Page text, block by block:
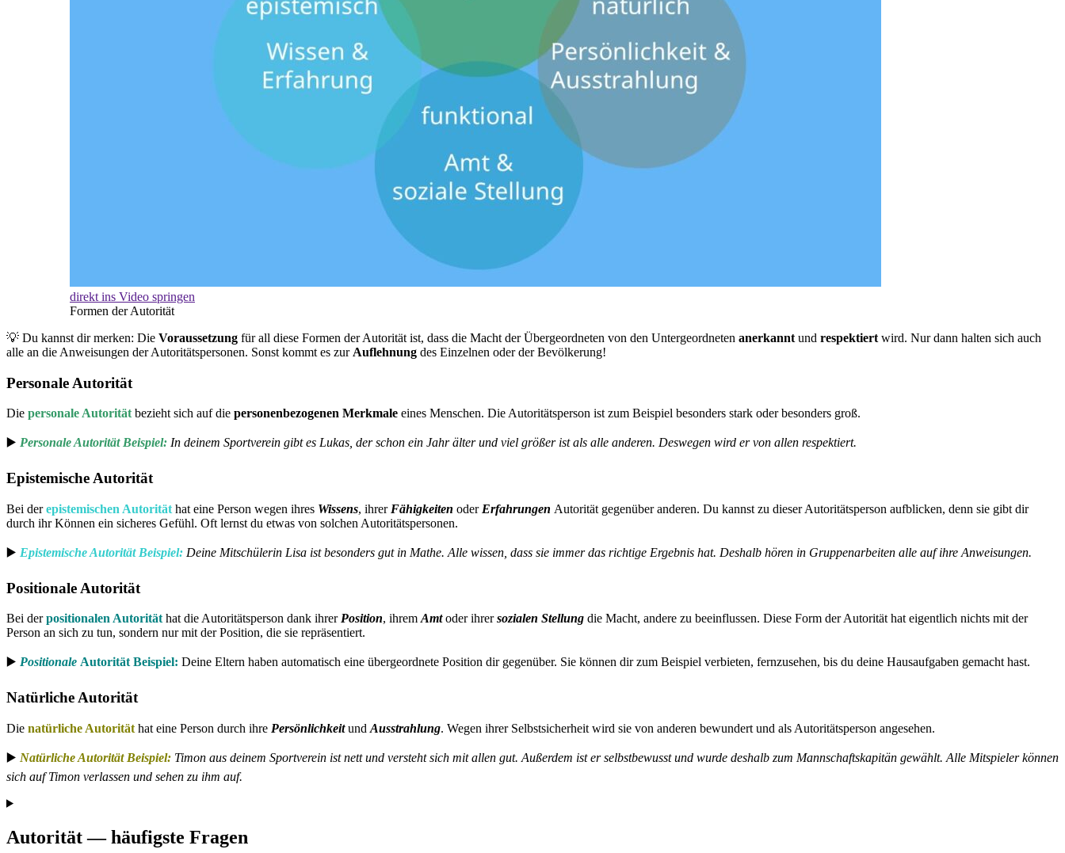
direkt ins Video springen
Formen der Autorität
💡 Du kannst dir merken: Die Voraussetzung für all diese Formen der Autorität ist, dass die Macht der Übergeordneten von den Untergeordneten anerkannt und respektiert wird. Nur dann halten sich auch
alle an die Anweisungen der Autoritätspersonen. Sonst kommt es zur Auflehnung des Einzelnen oder der Bevölkerung!
Personale Autorität
Die personale Autoritätbezieht sich auf die personenbezogenen Merkmale eines Menschen. Die Autoritätsperson ist zum Beispiel besonders stark oder besonders groß.
▶️ Personale Autorität Beispiel: In deinem Sportverein gibt es Lukas, der schon ein Jahr älter und viel größer ist als alle anderen. Deswegen wird er von allen respektiert.
Epistemische Autorität
Bei derepistemischen Autorität hat eine Person wegen ihres Wissens, ihrer Fähigkeiten oder Erfahrungen Autorität gegenüber anderen. Du kannst zu dieser Autoritätsperson aufblicken, denn sie gibt dir
durch ihr Können ein sicheres Gefühl. Oft lernst du etwas von solchen Autoritätspersonen.
▶️ Epistemische Autorität Beispiel: Deine Mitschülerin Lisa ist besonders gut in Mathe. Alle wissen, dass sie immer das richtige Ergebnis hat. Deshalb hören in Gruppenarbeiten alle auf ihre Anweisungen.
Positionale Autorität
Bei derpositionalen Autorität hat die Autoritätsperson dank ihrer Position, ihrem Amt oder ihrersozialen Stellung die Macht, andere zu beeinflussen. Diese Form der Autorität hat eigentlich nichts mit der
Person an sich zu tun, sondern nur mit der Position, die sie repräsentiert.
▶️ Positionale Autorität Beispiel: Deine Eltern haben automatisch eine übergeordnete Position dir gegenüber. Sie können dir zum Beispiel verbieten, fernzusehen, bis du deine Hausaufgaben gemacht hast.
Natürliche Autorität
Die natürliche Autorität hat eine Person durch ihre Persönlichkeit und Ausstrahlung. Wegen ihrer Selbstsicherheit wird sie von anderen bewundert und als Autoritätsperson angesehen.
▶️ Natürliche Autorität Beispiel: Timon aus deinem Sportverein ist nett und versteht sich mit allen gut. Außerdem ist er selbstbewusst und wurde deshalb zum Mannschaftskapitän gewählt. Alle Mitspieler können
sich auf Timon verlassen und sehen zu ihm auf.
Autorität — häufigste Fragen